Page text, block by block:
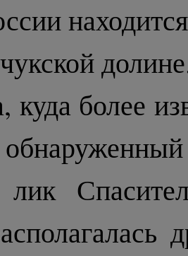
более